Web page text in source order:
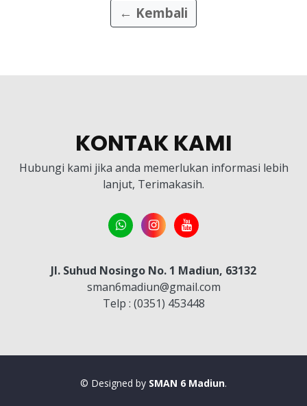
← Kembali
KONTAK KAMI
Hubungi kami jika anda memerlukan informasi lebih
lanjut, Terimakasih.
Jl. Suhud Nosingo No. 1 Madiun, 63132
sman6madiun@gmail.com
Telp : (0351) 453448
© Designed by SMAN 6 Madiun.